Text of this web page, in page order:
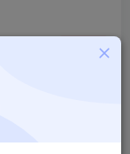
关注